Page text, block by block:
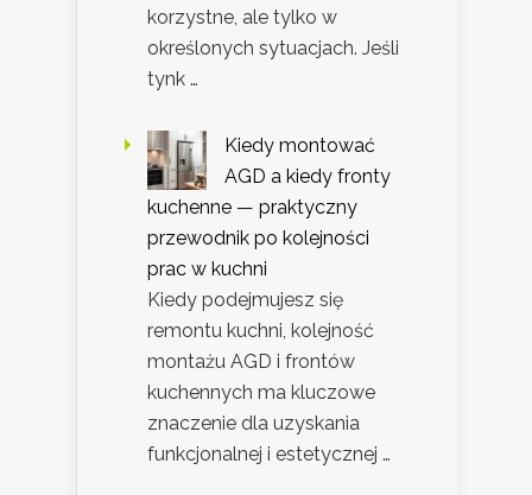
korzystne, ale tylko w
określonych sytuacjach. Jeśli
tynk …
Kiedy montować
AGD a kiedy fronty
kuchenne — praktyczny
przewodnik po kolejności
prac w kuchni
Kiedy podejmujesz się
remontu kuchni, kolejność
montażu AGD i frontów
kuchennych ma kluczowe
znaczenie dla uzyskania
funkcjonalnej i estetycznej …